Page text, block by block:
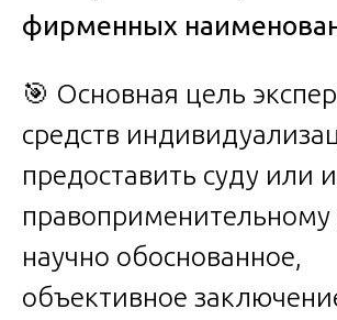
фирменных
🎯 Основная цель
средств
предоставить суду или
правоприменительному
научно обоснованное,
объективное